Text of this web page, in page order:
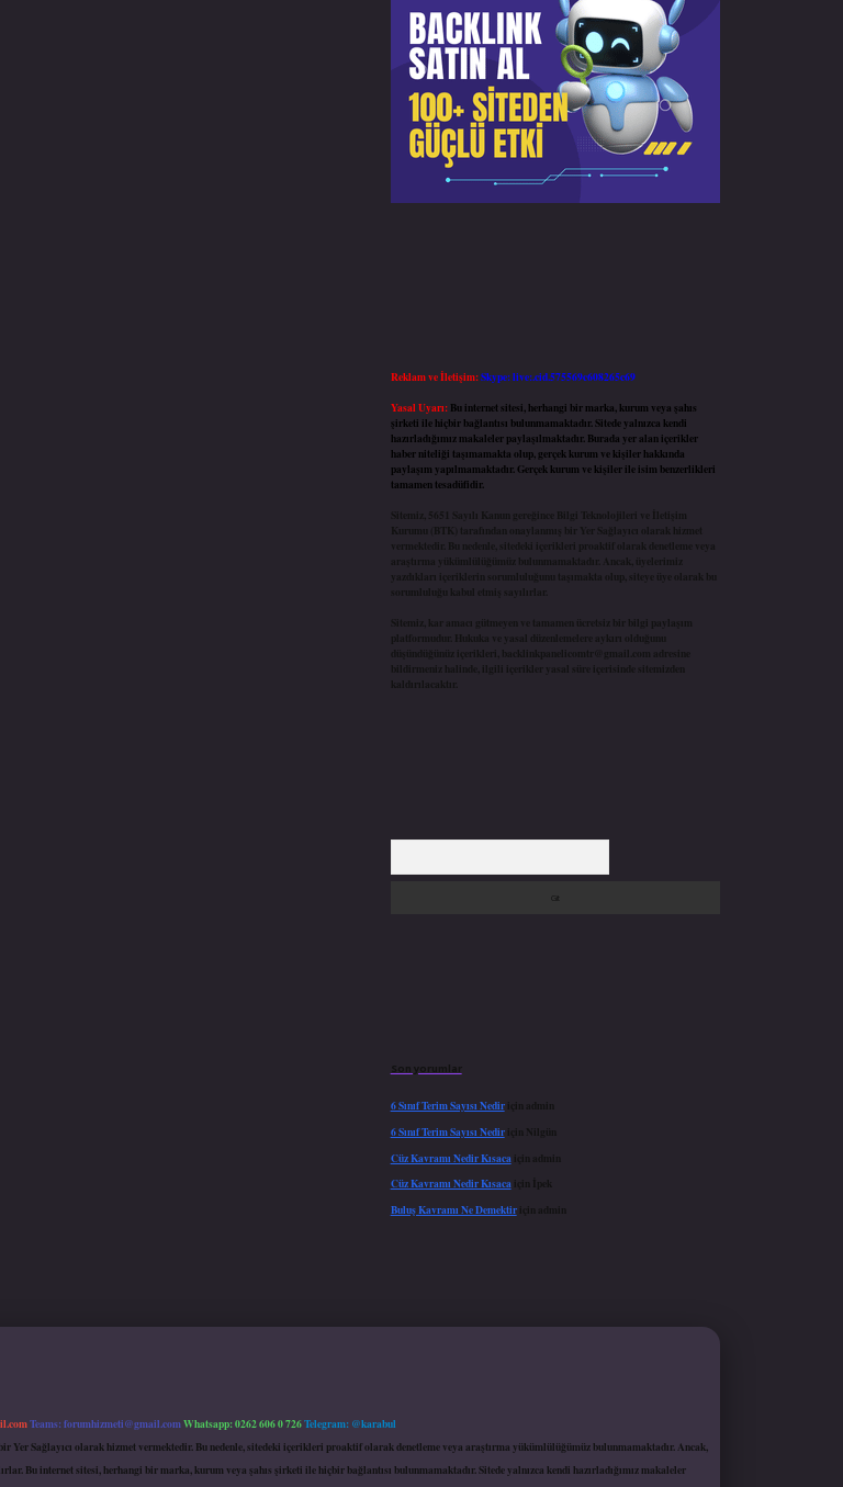
Reklam ve İletişim:Skype: live:.cid.575569c608265c69
Yasal Uyarı: Bu internet sitesi, herhangi bir marka, kurum veya şahıs
şirketi ile hiçbir bağlantısı bulunmamaktadır. Sitede yalnızca kendi
hazırladığımız makaleler paylaşılmaktadır. Burada yer alan içerikler
haber niteliği taşımamakta olup, gerçek kurum ve kişiler hakkında
paylaşım yapılmamaktadır. Gerçek kurum ve kişiler ile isim benzerlikleri
tamamen tesadüfidir.
Sitemiz, 5651 Sayılı Kanun gereğince Bilgi Teknolojileri ve İletişim
Kurumu (BTK) tarafından onaylanmış bir Yer Sağlayıcı olarak hizmet
vermektedir. Bu nedenle, sitedeki içerikleri proaktif olarak denetleme veya
araştırma yükümlülüğümüz bulunmamaktadır. Ancak, üyelerimiz
yazdıkları içeriklerin sorumluluğunu taşımakta olup, siteye üye olarak bu
sorumluluğu kabul etmiş sayılırlar.
Sitemiz, kar amacı gütmeyen ve tamamen ücretsiz bir bilgi paylaşım
platformudur. Hukuka ve yasal düzenlemelere aykırı olduğunu
düşündüğünüz içerikleri, backlinkpanelicomtr@gmail.com adresine
bildirmeniz halinde, ilgili içerikler yasal süre içerisinde sitemizden
kaldırılacaktır.
Son yorumlar
6 Sınıf Terim Sayısı Nediriçin admin
6 Sınıf Terim Sayısı Nediriçin Nilgün
Cüz Kavramı Nedir Kısaca için admin
Cüz Kavramı Nedir Kısacaiçin
İpek
Buluş Kavramı Ne Demektiriçin admin
Teams:forumhizmeti@gmail.comWhatsapp: 0262 606 0 726Telegram: @karabul
Sağlayıcı olarak hizmet vermektedir. Bu nedenle, sitedeki içerikleri proaktif olarak denetleme veya araştırma yükümlülüğümüz bulunmamaktadır. Ancak,
Bu internet sitesi, herhangi bir marka, kurum veya şahıs şirketi ile hiçbir bağlantısı bulunmamaktadır. Sitede yalnızca kendi hazırladığımız makaleler